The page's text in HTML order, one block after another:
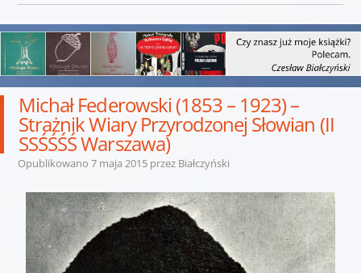
Michał Federowski (1853 – 1923) –
Strażnik Wiary Przyrodzonej Słowian (II
SSŚŚŚŚ Warszawa)
Opublikowano 7 maja 2015przez Białczyński